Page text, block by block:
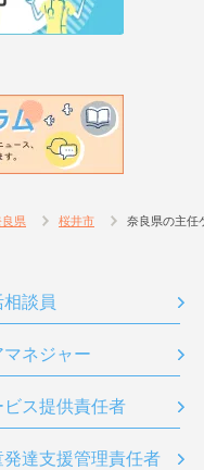
良県 桜井市 奈良県の主任
相談員
マネジャー
ビス提供責任者
発達支援管理責任者